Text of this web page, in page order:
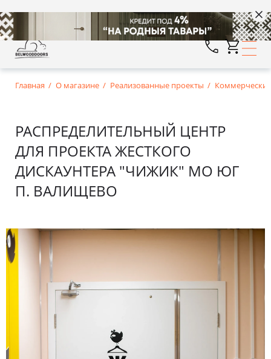
Главная О магазине Реализованные проекты
РАСПРЕДЕЛИТЕЛЬНЫЙ ЦЕНТР
ДЛЯ ПРОЕКТА ЖЕСТКОГО
ДИСКАУНТЕРА "ЧИЖИК" МО ЮГ
П. ВАЛИЩЕВО